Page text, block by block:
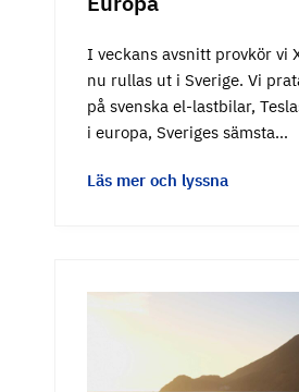
I veckans avsnitt provkör vi
nu rullas ut i Sverige. Vi
på svenska el-lastbilar,
i europa, Sveriges sämsta…
Läs mer och lyssna